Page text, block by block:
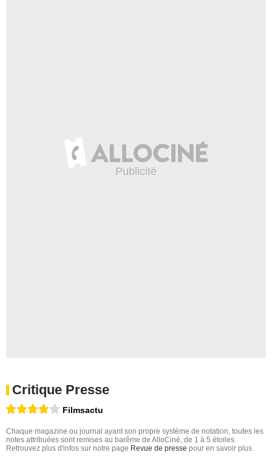
Critique Presse
Filmsactu
Chaque magazine ou journal ayant son propre système de notation, toutes les
notes attribuées sont remises au barême de AlloCiné, de 1 à 5 étoiles.
Retrouvez plus d'infos sur notre page Revue de presse pour en savoir plus.